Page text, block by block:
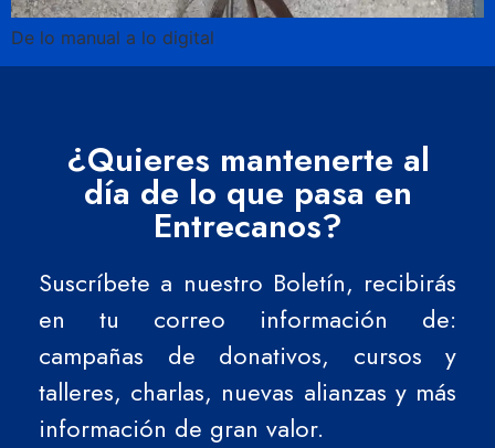
De lo manual a lo digital
¿Quieres mantenerte al
día de lo que pasa en
Entrecanos?
Suscríbete a nuestro Boletín, recibirás
en tu correo información de:
campañas de donativos, cursos y
talleres, charlas, nuevas alianzas y más
información de gran valor.